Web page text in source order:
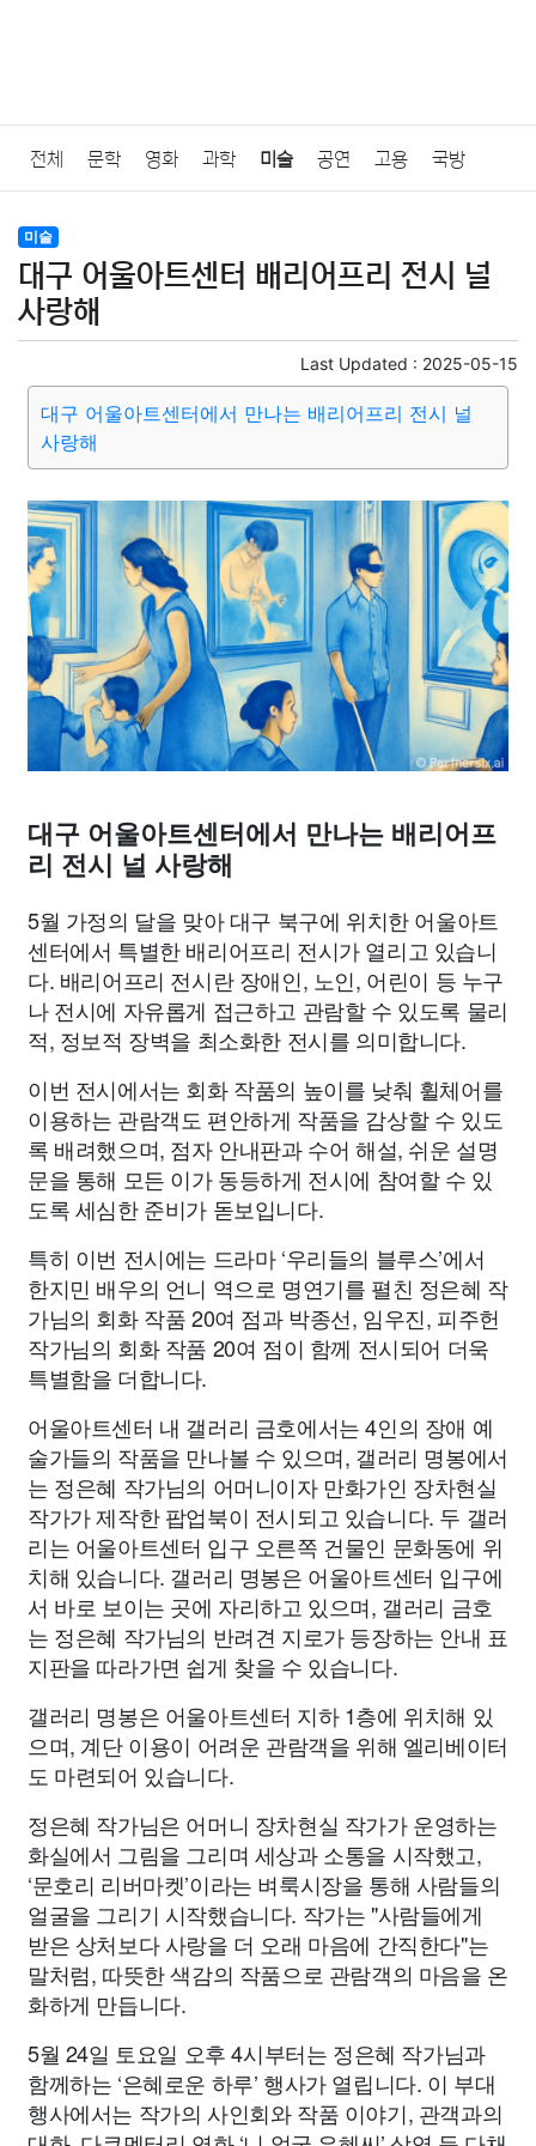
전체 문학 영화 과학 미술 공연 고용 국방
법률
질병 가요 방송 일상 주식 암호화폐 블록체인
미용 증권 인테리어
요리 상품리뷰 원예 금융 게임 스포츠 사진
종교 사회 정치 건강 의료 의학 경제 마케팅
부동산 외국어 교육 교통 생활 기타
미술
대구 어울아트센터 배리어프리 전시 널
사랑해
Last Updated : 2025-05-15
대구 어울아트센터에서 만나는 배리어프리 전시 널
사랑해
대구 어울아트센터에서 만나는 배리어프
리 전시 널 사랑해
5월 가정의 달을 맞아 대구 북구에 위치한 어울아트
센터에서 특별한 배리어프리 전시가 열리고 있습니
다. 배리어프리 전시란 장애인, 노인, 어린이 등 누구
나 전시에 자유롭게 접근하고 관람할 수 있도록 물리
적, 정보적 장벽을 최소화한 전시를 의미합니다.
이번 전시에서는 회화 작품의 높이를 낮춰 휠체어를
이용하는 관람객도 편안하게 작품을 감상할 수 있도
록 배려했으며, 점자 안내판과 수어 해설, 쉬운 설명
문을 통해 모든 이가 동등하게 전시에 참여할 수 있
도록 세심한 준비가 돋보입니다.
특히 이번 전시에는 드라마 ‘우리들의 블루스’에서
한지민 배우의 언니 역으로 명연기를 펼친 정은혜 작
가님의 회화 작품 20여 점과 박종선, 임우진, 피주헌
작가님의 회화 작품 20여 점이 함께 전시되어 더욱
특별함을 더합니다.
어울아트센터 내 갤러리 금호에서는 4인의 장애 예
술가들의 작품을 만나볼 수 있으며, 갤러리 명봉에서
는 정은혜 작가님의 어머니이자 만화가인 장차현실
작가가 제작한 팝업북이 전시되고 있습니다. 두 갤러
리는 어울아트센터 입구 오른쪽 건물인 문화동에 위
치해 있습니다. 갤러리 명봉은 어울아트센터 입구에
서 바로 보이는 곳에 자리하고 있으며, 갤러리 금호
는 정은혜 작가님의 반려견 지로가 등장하는 안내 표
지판을 따라가면 쉽게 찾을 수 있습니다.
갤러리 명봉은 어울아트센터 지하 1층에 위치해 있
으며, 계단 이용이 어려운 관람객을 위해 엘리베이터
도 마련되어 있습니다.
정은혜 작가님은 어머니 장차현실 작가가 운영하는
화실에서 그림을 그리며 세상과 소통을 시작했고,
‘문호리 리버마켓’이라는 벼룩시장을 통해 사람들의
얼굴을 그리기 시작했습니다. 작가는 "사람들에게
받은 상처보다 사랑을 더 오래 마음에 간직한다"는
말처럼, 따뜻한 색감의 작품으로 관람객의 마음을 온
화하게 만듭니다.
5월 24일 토요일 오후 4시부터는 정은혜 작가님과
함께하는 ‘은혜로운 하루’ 행사가 열립니다. 이 부대
행사에서는 작가의 사인회와 작품 이야기, 관객과의